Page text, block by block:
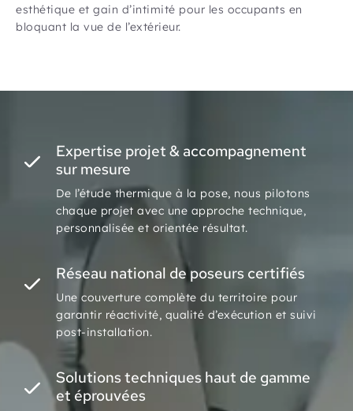
esthétique et gain d’intimité pour les occupants en
bloquant la vue de l’extérieur.
Expertise projet & accompagnement
sur mesure
De l’étude thermique à la pose, nous pilotons
chaque projet avec une approche technique,
personnalisée et orientée résultat.
Réseau national de poseurs certifiés
Une couverture complète du territoire pour
garantir réactivité, qualité d’exécution et suivi
post-installation.
Solutions techniques haut de gamme
et éprouvées